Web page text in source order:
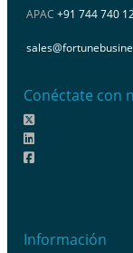
APAC +91 744 740
Conéctate con
Información